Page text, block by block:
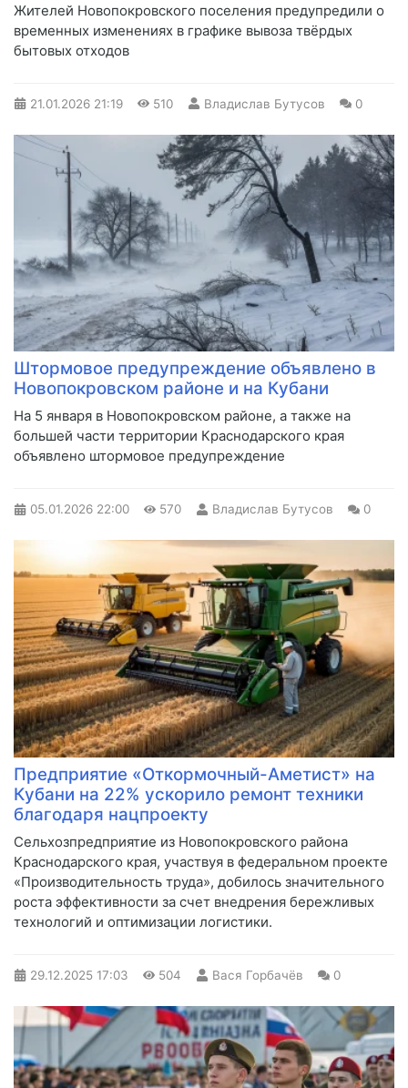
Жителей Новопокровского поселения предупредили о
временных изменениях в графике вывоза твёрдых
бытовых отходов
21.01.2026 21:19 510 Владислав Бутусов 0
Штормовое предупреждение объявлено в
Новопокровском районе и на Кубани
На 5 января в Новопокровском районе, а также на
большей части территории Краснодарского края
объявлено штормовое предупреждение
05.01.2026 22:00 570 Владислав Бутусов 0
Предприятие «Откормочный-Аметист» на
Кубани на 22% ускорило ремонт техники
благодаря нацпроекту
Сельхозпредприятие из Новопокровского района
Краснодарского края, участвуя в федеральном проекте
«Производительность труда», добилось значительного
роста эффективности за счет внедрения бережливых
технологий и оптимизации логистики.
29.12.2025 17:03 504 Вася Горбачёв 0